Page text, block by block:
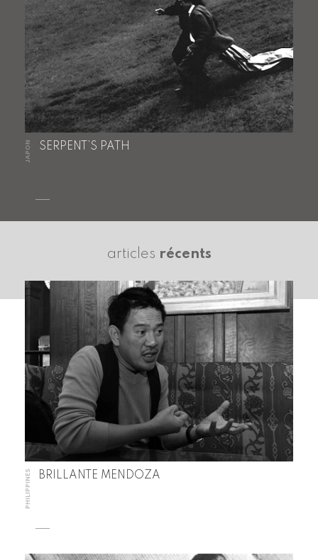
JAPON SERPENT’S PATH
articles récents
PHILIPPINES BRILLANTE MENDOZA